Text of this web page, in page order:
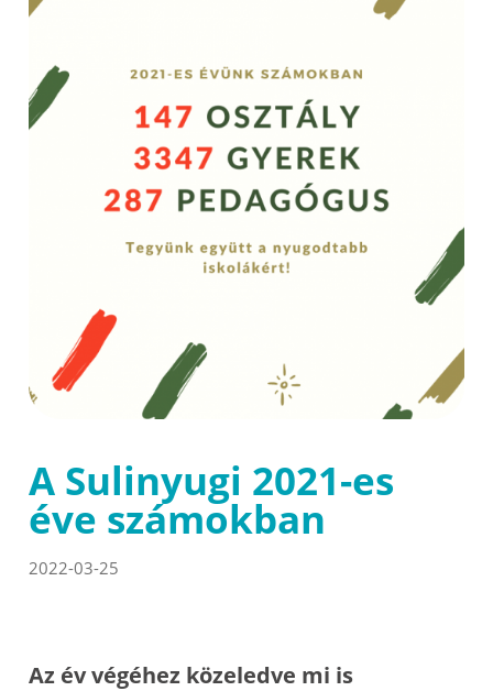
A Sulinyugi 2021-es
éve számokban
2022-03-25
Az év végéhez közeledve mi is